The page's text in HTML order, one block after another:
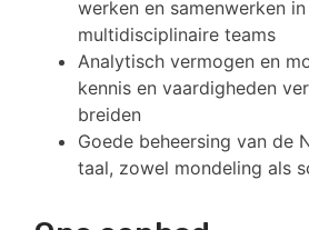
werken en samenwerken in
multidisciplinaire teams
Analytisch vermogen en
kennis en vaardigheden
breiden
Goede beheersing van de
taal, zowel mondeling als